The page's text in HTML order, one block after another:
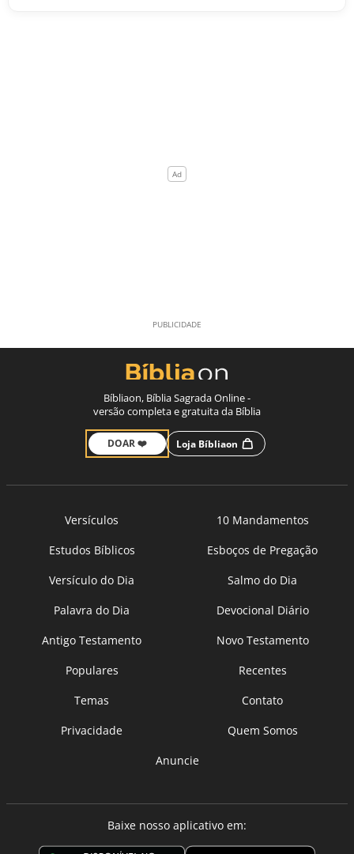
Bíbliaon, Bíblia Sagrada Online -
versão completa e gratuita da Bíblia
DOAR ❤️ Loja Bíbliaon
Versículos
10 Mandamentos
Estudos Bíblicos
Esboços de Pregação
Versículo do Dia
Salmo do Dia
Palavra do Dia
Devocional Diário
Antigo Testamento
Novo Testamento
Populares
Recentes
Temas
Contato
Privacidade
Quem Somos
Anuncie
Baixe nosso aplicativo em: